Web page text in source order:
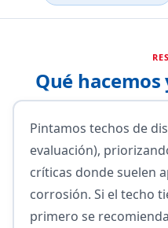
Qué
Pintamos techos de
evaluación),
críticas donde suelen
corrosión. Si el techo
primero se